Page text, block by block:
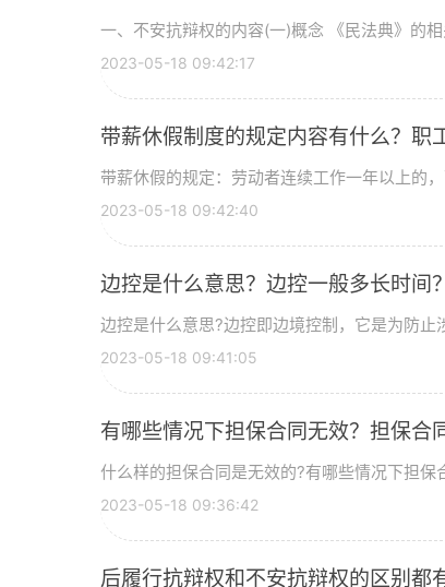
一、不安抗辩权的内容(一)概念 《民法典》的
2023-05-18 09:42:17
带薪休假制度的规定内容有什么？职
带薪休假的规定：劳动者连续工作一年以上的
2023-05-18 09:42:40
边控是什么意思？边控一般多长时间
边控是什么意思?边控即边境控制，它是为防止
2023-05-18 09:41:05
有哪些情况下担保合同无效？担保合
什么样的担保合同是无效的?有哪些情况下担保
2023-05-18 09:36:42
后履行抗辩权和不安抗辩权的区别都